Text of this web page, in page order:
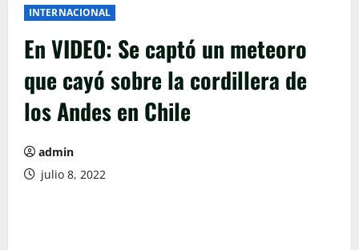
INTERNACIONAL
En VIDEO: Se captó un meteoro
que cayó sobre la cordillera de
los Andes en Chile
admin
julio 8, 2022